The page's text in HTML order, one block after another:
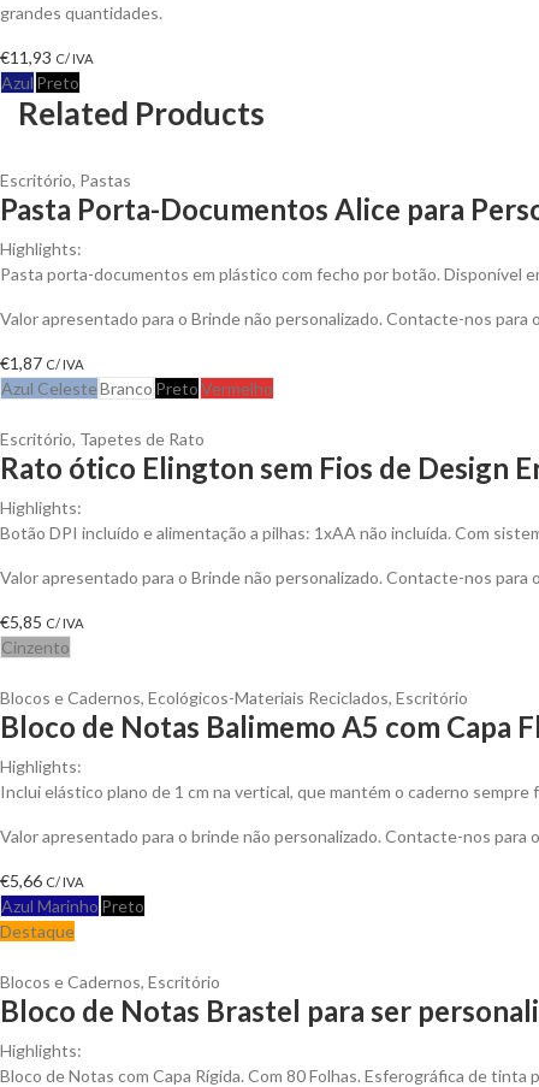
grandes quantidades.
€11,93 C/ IVA
Azul Preto
Related Products
Escritório, Pastas
Pasta Porta-Documentos Alice para
Highlights:
Pasta porta-documentos em plástico com fecho por botão. Disponível
Valor apresentado para o Brinde não personalizado. Contacte-nos
€1,87 C/ IVA
Azul CelesteBranco PretoVermelho
Escritório, Tapetes de Rato
Rato ótico Elington sem Fios de Design
Highlights:
Botão DPI incluído e alimentação a pilhas: 1xAA não incluída. Com
Valor apresentado para o Brinde não personalizado. Contacte-nos
€5,85 C/ IVA
Cinzento
Blocos e Cadernos, Ecológicos-Materiais Reciclados, Escritório
Bloco de Notas Balimemo A5 com Capa
Highlights:
Inclui elástico plano de 1 cm na vertical, que mantém o caderno
Valor apresentado para o brinde não personalizado. Contacte-nos
€5,66 C/ IVA
Azul Marinho Preto
Destaque
Blocos e Cadernos, Escritório
Bloco de Notas Brastel para ser
Highlights:
Bloco de Notas com Capa Rígida. Com 80 Folhas. Esferográfica de